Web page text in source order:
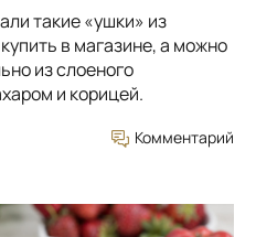
такие «ушки» из
в магазине, а можно
из слоеного
и корицей.
Комментарий